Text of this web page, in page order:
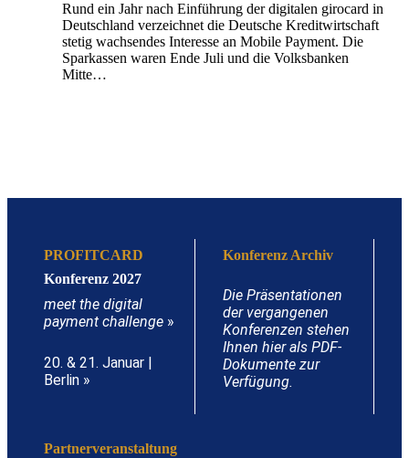
Rund ein Jahr nach Einführung der digitalen girocard in
Deutschland verzeichnet die Deutsche Kreditwirtschaft
stetig wachsendes Interesse an Mobile Payment. Die
Sparkassen waren Ende Juli und die Volksbanken
Mitte…
PROFITCARD
Konferenz 2027
meet the digital
payment challenge »
20. & 21. Januar |
Berlin »
Konferenz Archiv
Die Präsentationen
der vergangenen
Konferenzen stehen
Ihnen hier als PDF-
Dokumente zur
Verfügung.
Partnerveranstaltung